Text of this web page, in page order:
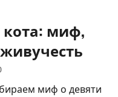
миф,
миф о девяти